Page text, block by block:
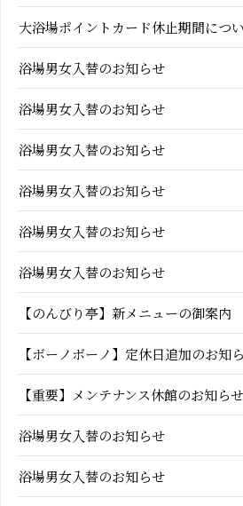
大浴場ポイントカード休止期間につ
浴場男女入替のお知らせ
浴場男女入替のお知らせ
浴場男女入替のお知らせ
浴場男女入替のお知らせ
浴場男女入替のお知らせ
浴場男女入替のお知らせ
【のんびり亭】新メニューの御案内
【ボーノボーノ】定休日追加のお知
【重要】メンテナンス休館のお知らせ
浴場男女入替のお知らせ
浴場男女入替のお知らせ